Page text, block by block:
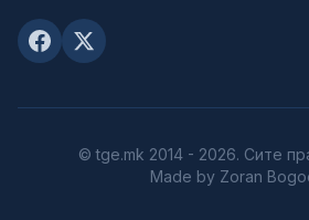
© tge.mk 2014 - 2026. Сите
Made by Zoran